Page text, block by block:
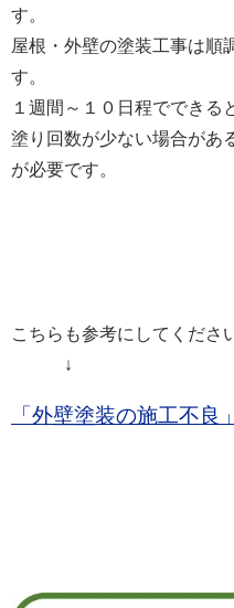
す。
屋根・外壁の塗装工事は順
す。
１週間～１０日程でできる
塗り回数が少ない場合があ
が必要です。
こちらも参考にしてくださ
↓
「外壁塗装の施工不良」